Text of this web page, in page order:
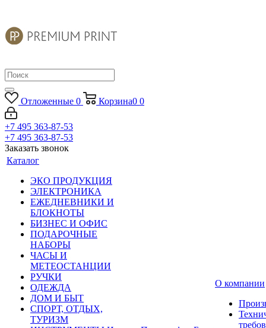
Отложенные 0 Корзина0 0
+7 495 363-87-53
+7 495 363-87-53
Заказать звонок
Каталог
ЭКО ПРОДУКЦИЯ
ЭЛЕКТРОНИКА
ЕЖЕДНЕВНИКИ И
БЛОКНОТЫ
БИЗНЕС И ОФИС
ПОДАРОЧНЫЕ
НАБОРЫ
ЧАСЫ И
МЕТЕОСТАНЦИИ
РУЧКИ
ОДЕЖДА
ДОМ И БЫТ
СПОРТ, ОТДЫХ,
ТУРИЗМ
О компании